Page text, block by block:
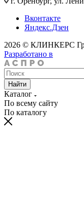
Вконтакте
Яндекс.Дзен
2026 © КЛИНКЕРС
Разработано в
Найти
Каталог
По всему сайту
По каталогу